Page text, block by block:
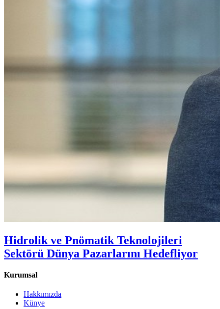
Hidrolik ve Pnömatik Teknolojileri
Sektörü Dünya Pazarlarını Hedefliyor
Kurumsal
Hakkımızda
Künye